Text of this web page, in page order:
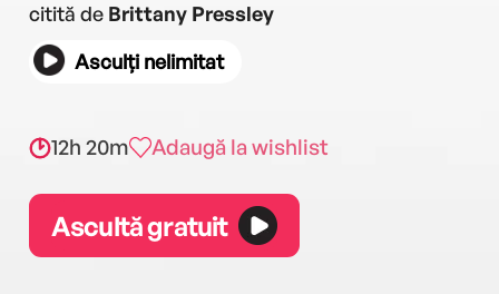
citită de Brittany Pressley
Asculți nelimitat
12h 20m Adaugă la wishlist
Ascultă gratuit